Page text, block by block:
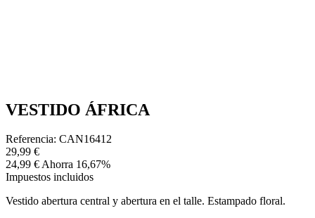
VESTIDO ÁFRICA
Referencia: CAN16412
29,99 €
24,99 €Ahorra 16,67%
Impuestos incluidos
Vestido abertura central y abertura en el talle. Estampado floral.